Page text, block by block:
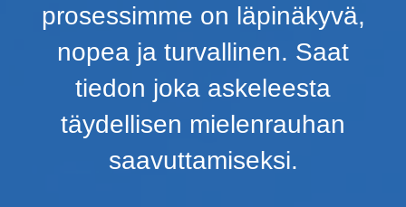
prosessimme on läpinäkyvä,
nopea ja turvallinen. Saat
tiedon joka askeleesta
täydellisen mielenrauhan
saavuttamiseksi.